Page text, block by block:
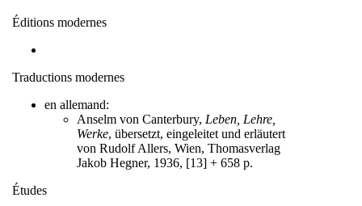
Éditions modernes
Traductions modernes
en allemand:
Anselm von Canterbury, Leben, Lehre,
Werke, übersetzt, eingeleitet und erläutert
von Rudolf Allers, Wien, Thomasverlag
Jakob Hegner, 1936, [13] + 658 p.
Études